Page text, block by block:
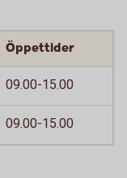
Öppettider
09.00-15.00
09.00-15.00